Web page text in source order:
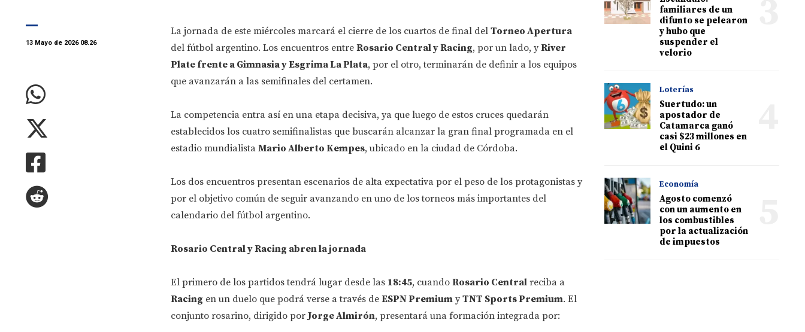
13 Mayo de 2026 08.26
La jornada de este miércoles marcará el cierre de los cuartos de final del Torneo Apertura
del fútbol argentino. Los encuentros entre Rosario Central y Racing, por un lado, yRiver
Plate frente a Gimnasia y Esgrima La Plata, por el otro, terminarán de definir a los equipos
que avanzarán a las semifinales del certamen.
La competencia entra así en una etapa decisiva, ya que luego de estos cruces quedarán
establecidos los cuatro semifinalistas que buscarán alcanzar la gran final programada en el
estadio mundialista Mario Alberto Kempes, ubicado en la ciudad de Córdoba.
Los dos encuentros presentan escenarios de alta expectativa por el peso de los protagonistas y
por el objetivo común de seguir avanzando en uno de los torneos más importantes del
calendario del fútbol argentino.
Rosario Central y Racing abren la jornada
El primero de los partidos tendrá lugar desde las 18:45, cuando Rosario Centralreciba a
Racing en un duelo que podrá verse a través de ESPN PremiumyTNT Sports Premium. El
conjunto rosarino, dirigido por Jorge Almirón, presentará una formación integrada por:
familiares de un
difunto se pelearon
y hubo que
suspender el
velorio
Loterías
Suertudo: un
apostador de
Catamarca ganó
casi $23 millones en
el Quini 6
Economía
Agosto comenzó
con un aumento en
los combustibles
por la actualización
de impuestos